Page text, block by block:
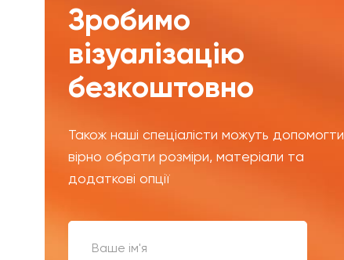
Зробимо
візуалізацію
безкоштовно
Також наші спеціалісти можуть допомогти
вірно обрати розміри, матеріали та
додаткові опції